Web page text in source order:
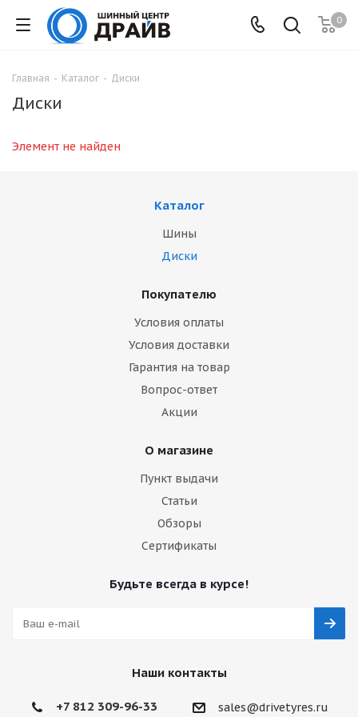
0
Главная - Каталог - Диски
Диски
Элемент не найден
Каталог
Шины
Диски
Покупателю
Условия оплаты
Условия доставки
Гарантия на товар
Вопрос-ответ
Акции
О магазине
Пункт выдачи
Статьи
Обзоры
Сертификаты
Будьте всегда в курсе!
Наши контакты
+7 812 309-96-33 sales@drivetyres.ru